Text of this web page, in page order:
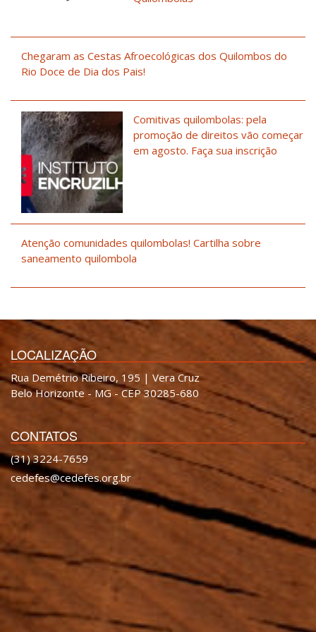
Chegaram as Cestas Afroecológicas dos Quilombos do
Rio Doce de Dia dos Pais!
Comitivas quilombolas: pela
promoção de direitos vão começar
em agosto. Faça sua inscrição
Atenção comunidades quilombolas! Cartilha sobre
saneamento quilombola
LOCALIZAÇÃO
Rua Demétrio Ribeiro, 195 | Vera Cruz
Belo Horizonte - MG - CEP 30285-680
CONTATOS
(31) 3224-7659
cedefes@cedefes.org.br